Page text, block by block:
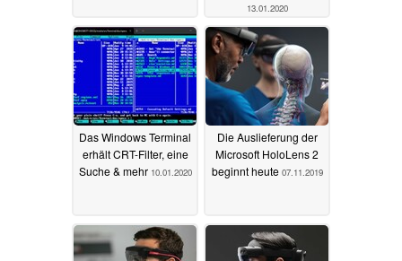
13.01.2020
Das Windows Terminal
erhält CRT-Filter, eine
Suche & mehr 10.01.2020
Die Auslieferung der
Microsoft HoloLens 2
beginnt heute 07.11.2019